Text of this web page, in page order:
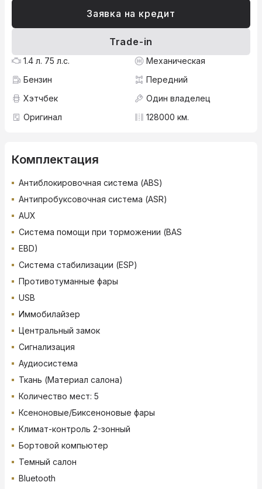
Заявка на кредит
Trade-in
1.4 л. 75 л.с.
Механическая
Бензин
Передний
Хэтчбек
Один владелец
Оригинал
128000 км.
Комплектация
Антиблокировочная система (ABS)
Антипробуксовочная система (ASR)
AUX
Система помощи при торможении (BAS
EBD)
Система стабилизации (ESP)
Противотуманные фары
USB
Иммобилайзер
Центральный замок
Сигнализация
Аудиосистема
Ткань (Материал салона)
Количество мест: 5
Ксеноновые/Биксеноновые фары
Климат-контроль 2-зонный
Бортовой компьютер
Темный салон
Bluetooth